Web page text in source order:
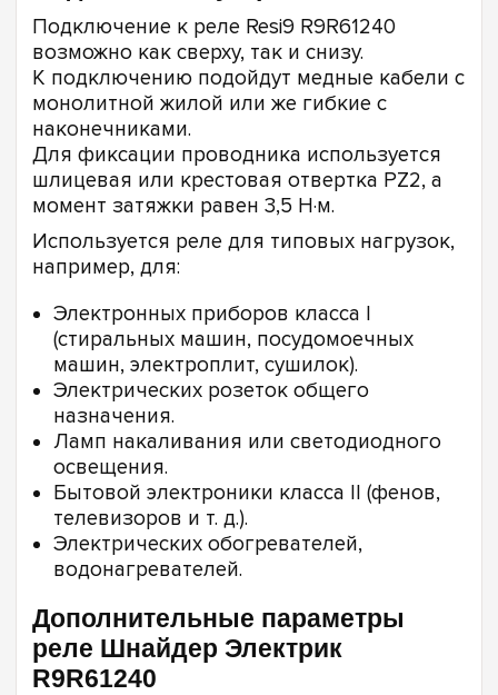
Подключение к реле Resi9 R9R61240
возможно как сверху, так и снизу.
К подключению подойдут медные кабели с
монолитной жилой или же гибкие с
наконечниками.
Для фиксации проводника используется
шлицевая или крестовая отвертка PZ2, а
момент затяжки равен 3,5 Н·м.
Используется реле для типовых нагрузок,
например, для:
Электронных приборов класса I
(стиральных машин, посудомоечных
машин, электроплит, сушилок).
Электрических розеток общего
назначения.
Ламп накаливания или светодиодного
освещения.
Бытовой электроники класса II (фенов,
телевизоров и т. д.).
Электрических обогревателей,
водонагревателей.
Дополнительные параметры
реле Шнайдер Электрик
R9R61240